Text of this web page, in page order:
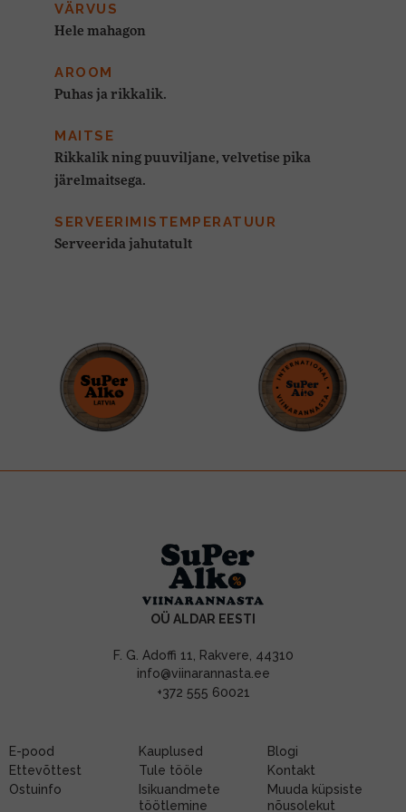
VÄRVUS
Hele mahagon
AROOM
Puhas ja rikkalik.
MAITSE
Rikkalik ning puuviljane, velvetise pika
järelmaitsega.
SERVEERIMISTEMPERATUUR
Serveerida jahutatult
OÜ ALDAR EESTI
F. G. Adoffi 11, Rakvere, 44310
info@viinarannasta.ee
+372 555 60021
E-pood Kauplused
Blogi
Ettevõttest
Tule tööle
Kontakt
Ostuinfo
Isikuandmete
töötlemine
Muuda küpsiste
nõusolekut